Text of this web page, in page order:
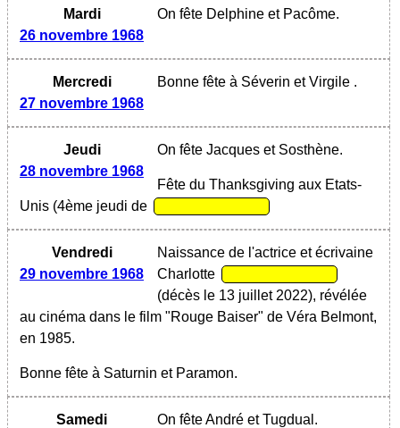
Mardi
26 novembre 1968
On fête Delphine et Pacôme.
Mercredi
27 novembre 1968
Bonne fête à Séverin et Virgile .
Jeudi
28 novembre 1968
On fête Jacques et Sosthène.
Fête du Thanksgiving aux Etats-
Unis (4ème jeudi de
Vendredi
29 novembre 1968
Naissance de l'actrice et écrivaine
Charlotte
(décès le 13 juillet 2022), révélée
au cinéma dans le film "Rouge Baiser" de Véra Belmont,
en 1985.
Bonne fête à Saturnin et Paramon.
Samedi
On fête André et Tugdual.